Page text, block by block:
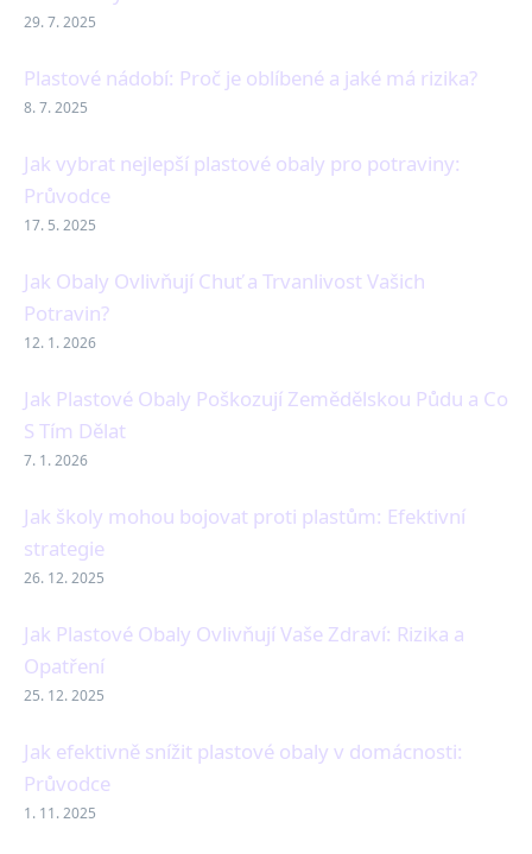
29. 7. 2025
Plastové nádobí: Proč je oblíbené a jaké má rizika?
8. 7. 2025
Jak vybrat nejlepší plastové obaly pro potraviny:
Průvodce
17. 5. 2025
Jak Obaly Ovlivňují Chuť a Trvanlivost Vašich
Potravin?
12. 1. 2026
Jak Plastové Obaly Poškozují Zemědělskou Půdu a Co
S Tím Dělat
7. 1. 2026
Jak školy mohou bojovat proti plastům: Efektivní
strategie
26. 12. 2025
Jak Plastové Obaly Ovlivňují Vaše Zdraví: Rizika a
Opatření
25. 12. 2025
Jak efektivně snížit plastové obaly v domácnosti:
Průvodce
1. 11. 2025